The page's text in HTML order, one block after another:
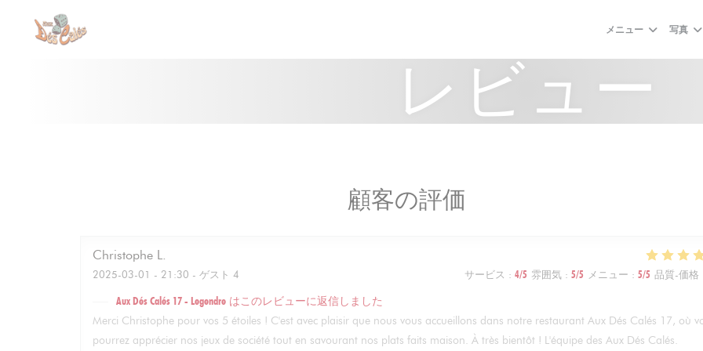
クッキー利用の管理について
メニュー 写真
レビュー
顧客の評価
Christophe L
2025-03-01 - 21:30 - ゲスト 4 サービス : 4/5 雰囲気: 5/5 メニュー : 5/5 品質-価格
Aux Dés Calés 17 - Legendre はこのレビューに返信しました
Merci Christophe pour vos 5 étoiles ! C'est avec plaisir que nous vous accueillons dans notre restaurant Aux Dés Calés 17, où
pourrez apprécier nos jeux de société tout en savourant nos plats faits maison. À très bientôt ! L'équipe des Aux Dés Calés.